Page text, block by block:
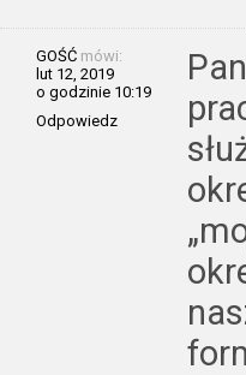
GOŚĆ mówi:
lut 12, 2019
o godzinie 10:19
Odpowiedz